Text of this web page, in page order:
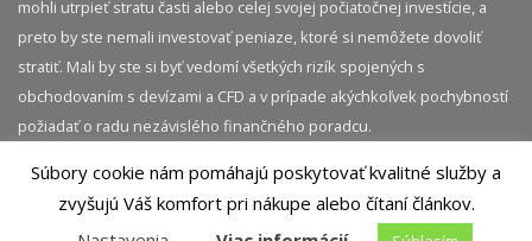
mohli utrpieť stratu časti alebo celej svojej počiatočnej investície, a
preto by ste nemali investovať peniaze, ktoré si nemôžete dovoliť
stratiť. Mali by ste si byť vedomí všetkých rizík spojených s
obchodovaním s devízami a CFD a v prípade akýchkoľvek pochybností
požiadať o radu nezávislého finančného poradcu.
© 2026 InvestičnýBlog.sk | Všetky práva vyhradené.
Akékoľvek kopírovanie obsahu tejto stránky je bez
Súbory cookie nám pomáhajú poskytovať kvalitné služby a
zvyšujú Váš komfort pri nákupe alebo čítaní článkov.